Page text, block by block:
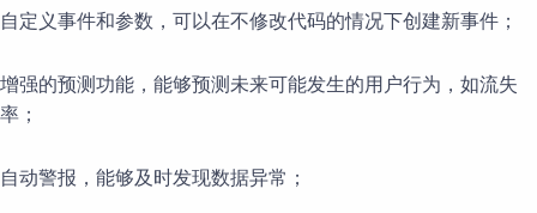
自定义事件和参数，可以在不修改代码的情况下创建新事件；
增强的预测功能，能够预测未来可能发生的用户行为，如流失
率；
自动警报，能够及时发现数据异常；